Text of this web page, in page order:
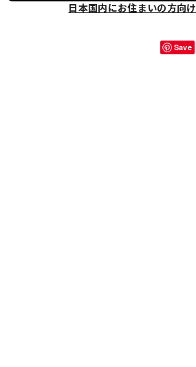
日本国内にお住まいの方向け
Save